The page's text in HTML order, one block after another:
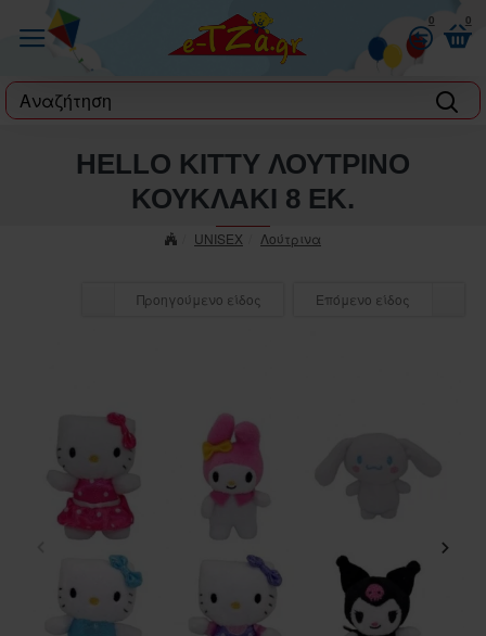
0 0
label
UNISEX Λούτρινα
HELLO KITTY ΛΟΥΤΡΙΝΟ
ΚΟΥΚΛΑΚΙ 8 ΕΚ.
Προηγούμενο είδος Επόμενο είδος